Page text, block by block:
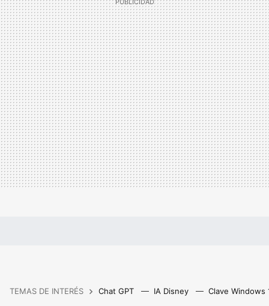
TEMAS DE INTERÉS Chat GPT IA Disney Clave Windows